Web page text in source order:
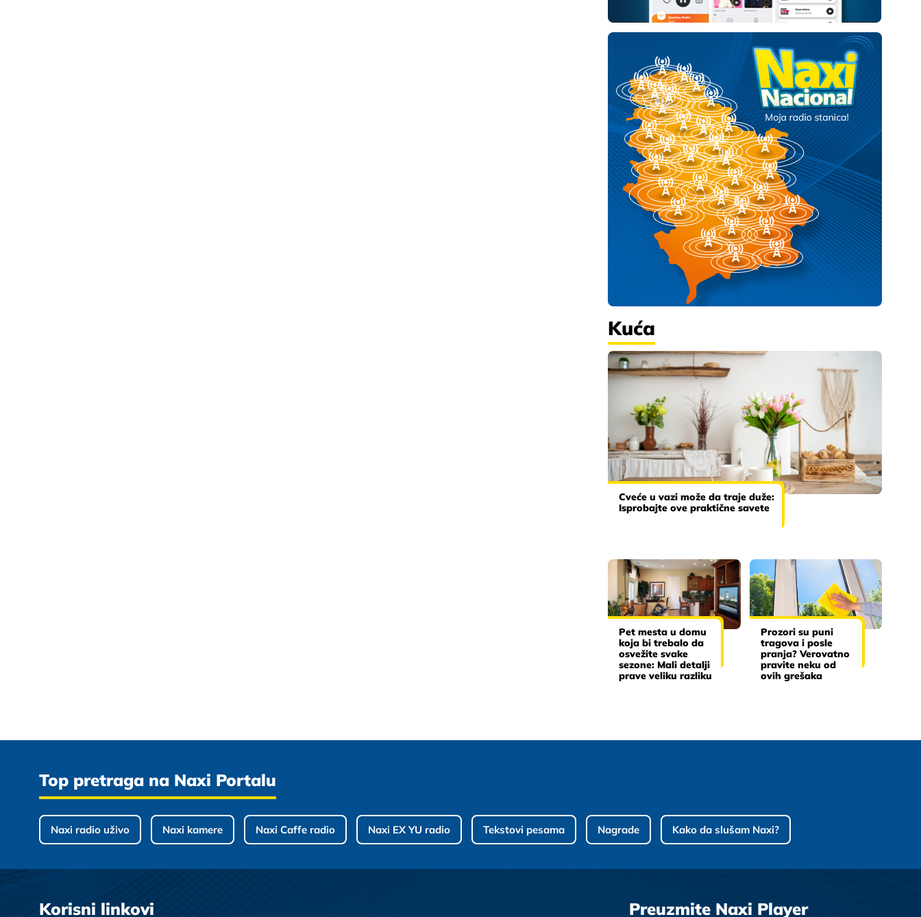
Kuća
Cveće u vazi može da traje duže:
Isprobajte ove praktične savete
Pet mesta u domu
koja bi trebalo da
osvežite svake
sezone: Mali detalji
prave veliku razliku
Prozori su puni
tragova i posle
pranja? Verovatno
pravite neku od
ovih grešaka
Top pretraga na Naxi Portalu
Naxi radio uživo Naxi kamere Naxi Caffe radio Naxi EX YU radio Tekstovi pesama Nagrade Kako da slušam Naxi?
Korisni linkovi Preuzmite Naxi Player